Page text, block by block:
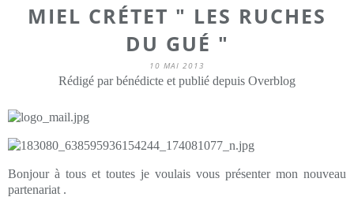
MIEL CRÉTET " LES RUCHES
DU GUÉ "
10 MAI 2013
Rédigé par bénédicte et publié depuis Overblog
Bonjour à tous et toutes je voulais vous présenter mon nouveau
partenariat .